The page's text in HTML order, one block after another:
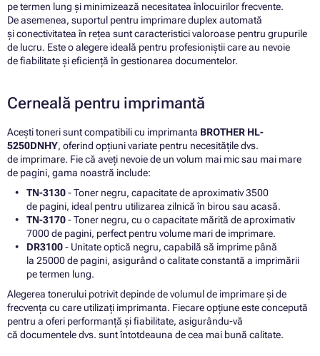
pe termen lung și minimizează necesitatea înlocuirilor frecvente.
De asemenea, suportul pentru imprimare duplex automată
și conectivitatea în rețea sunt caracteristici valoroase pentru grupurile
de lucru. Este o alegere ideală pentru profesioniștii care au nevoie
de fiabilitate și eficiență în gestionarea documentelor.
Cerneală pentru imprimantă
Acești toneri sunt compatibili cu imprimanta BROTHER HL-
5250DNHY, oferind opțiuni variate pentru necesitățile dvs.
de imprimare. Fie că aveți nevoie de un volum mai mic sau mai mare
de pagini, gama noastră include:
TN-3130- Toner negru, capacitate de aproximativ 3500
de pagini, ideal pentru utilizarea zilnică în birou sau acasă.
TN-3170- Toner negru, cu o capacitate mărită de aproximativ
7000 de pagini, perfect pentru volume mari de imprimare.
DR3100- Unitate optică negru, capabilă să imprime până
la 25000 de pagini, asigurând o calitate constantă a imprimării
pe termen lung.
Alegerea tonerului potrivit depinde de volumul de imprimare și de
frecvența cu care utilizați imprimanta. Fiecare opțiune este concepută
pentru a oferi performanță și fiabilitate, asigurându-vă
că documentele dvs. sunt întotdeauna de cea mai bună calitate.